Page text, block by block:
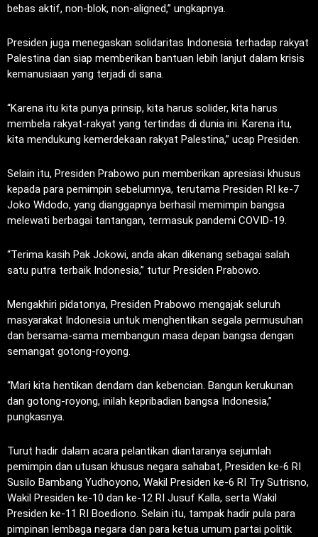
bebas aktif, non-blok, non-aligned,” ungkapnya.
Presiden juga menegaskan solidaritas Indonesia terhadap rakyat
Palestina dan siap memberikan bantuan lebih lanjut dalam krisis
kemanusiaan yang terjadi di sana.
“Karena itu kita punya prinsip, kita harus solider, kita harus
membela rakyat-rakyat yang tertindas di dunia ini. Karena itu,
kita mendukung kemerdekaan rakyat Palestina,” ucap Presiden.
Selain itu, Presiden Prabowo pun memberikan apresiasi khusus
kepada para pemimpin sebelumnya, terutama Presiden RI ke-7
Joko Widodo, yang dianggapnya berhasil memimpin bangsa
melewati berbagai tantangan, termasuk pandemi COVID-19.
“Terima kasih Pak Jokowi, anda akan dikenang sebagai salah
satu putra terbaik Indonesia,” tutur Presiden Prabowo.
Mengakhiri pidatonya, Presiden Prabowo mengajak seluruh
masyarakat Indonesia untuk menghentikan segala permusuhan
dan bersama-sama membangun masa depan bangsa dengan
semangat gotong-royong.
“Mari kita hentikan dendam dan kebencian. Bangun kerukunan
dan gotong-royong, inilah kepribadian bangsa Indonesia,”
pungkasnya.
Turut hadir dalam acara pelantikan diantaranya sejumlah
pemimpin dan utusan khusus negara sahabat, Presiden ke-6 RI
Susilo Bambang Yudhoyono, Wakil Presiden ke-6 RI Try Sutrisno,
Wakil Presiden ke-10 dan ke-12 RI Jusuf Kalla, serta Wakil
Presiden ke-11 RI Boediono. Selain itu, tampak hadir pula para
pimpinan lembaga negara dan para ketua umum partai politik